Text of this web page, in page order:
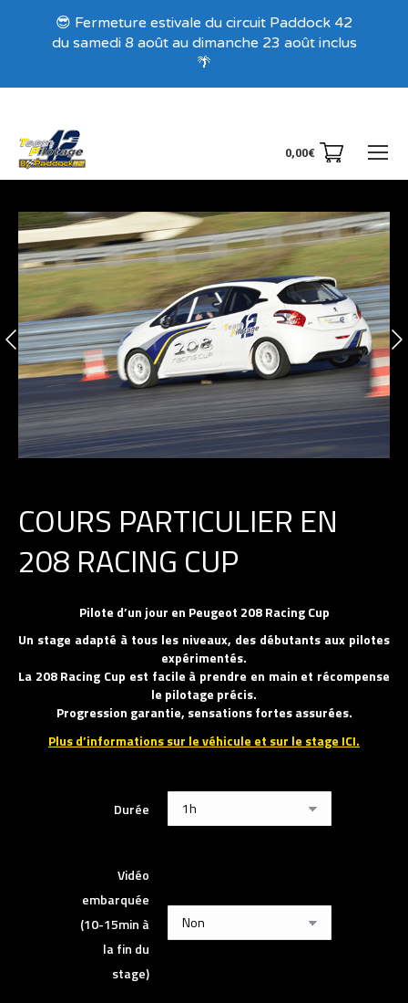
0,00€
COURS PARTICULIER EN
208 RACING CUP
Pilote d’un jour en Peugeot 208 Racing Cup
Un stage adapté à tous les niveaux, des débutants aux pilotes
expérimentés.
La 208 Racing Cup est facile à prendre en main et récompense
le pilotage précis.
Progression garantie, sensations fortes assurées.
Plus d’informations sur le véhicule et sur le stage ICI.
Durée
Vidéo
embarquée
(10-15min à
la fin du
stage)
Recevez nos offres exclusives !
😎 Fermeture estivale du circuit Paddock 42
du samedi 8 août au dimanche 23 août inclus
🌴